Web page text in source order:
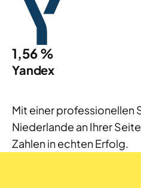
1,56 %
Yandex
Mit einer professionellen
Niederlande an Ihrer
Zahlen in echten Erfolg.